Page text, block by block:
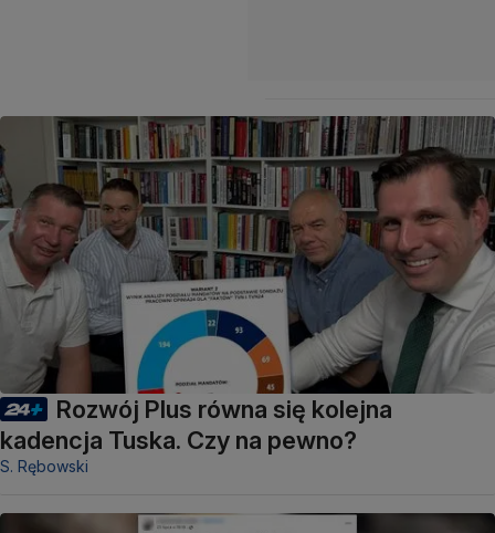
Rozwój Plus równa się kolejna
kadencja Tuska. Czy na pewno?
S. Rębowski